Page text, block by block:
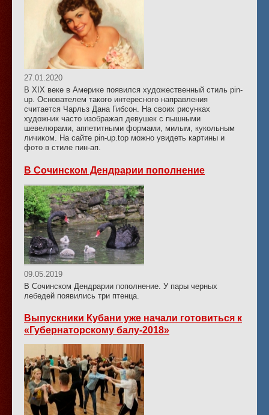
27.01.2020
В XIX веке в Америке появился художественный стиль pin-
up. Основателем такого интересного направления
считается Чарльз Дана Гибсон. На своих рисунках
художник часто изображал девушек с пышными
шевелюрами, аппетитными формами, милым, кукольным
личиком. На сайте pin-up.top можно увидеть картины и
фото в стиле пин-ап.
В Сочинском Дендрарии пополнение
09.05.2019
В Сочинском Дендрарии пополнение. У пары черных
лебедей появились три птенца.
Выпускники Кубани уже начали готовиться к
«Губернаторскому балу-2018»